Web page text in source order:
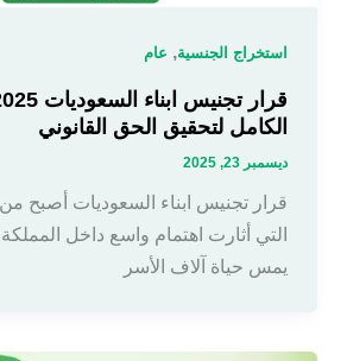
استخراج الجنسية, عام
الكامل لتحقيق الحق القانوني
ديسمبر 23, 2025
قرار تجنيس ابناء السعوديات أصبح من
التي أثارت اهتمام واسع داخل المملكة
يمس حياة آلاف الأسر